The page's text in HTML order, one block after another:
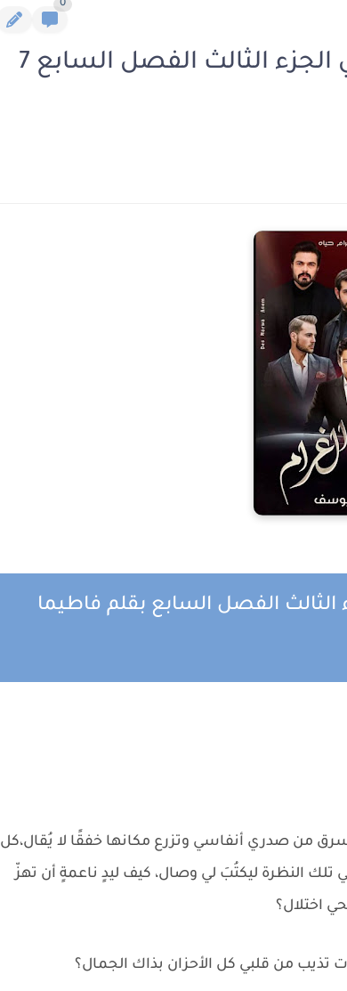
0
رواية من نبض الوجع عشت غرامي الجزء الثالث الفصل السابع 7
الفصل السابع بقلم فاطيما
من صدري أنفاسي وتزرع مكانها خفقًا لا يُقال،كل
تلك النظرة ليكتُبَ لي وصال، كيف ليدٍ ناعمةٍ أن تهزّ
اختلال؟
من قلبي كل الأحزان بذاك الجمال؟